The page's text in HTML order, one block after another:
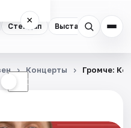
Стендап Выставки
×
☾
Концерты Громче: